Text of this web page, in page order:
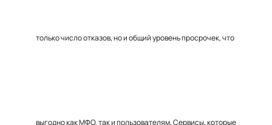
только число отказов, но и общий уровень просрочек, что
выгодно как МФО, так и пользователям. Сервисы, которые